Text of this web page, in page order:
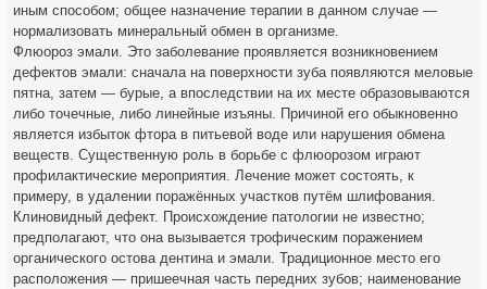
иным способом; общее назначение терапии в данном случае —
нормализовать минеральный обмен в организме.
Флюороз эмали. Это заболевание проявляется возникновением
дефектов эмали: сначала на поверхности зуба появляются меловые
пятна, затем — бурые, а впоследствии на их месте образовываются
либо точечные, либо линейные изъяны. Причиной его обыкновенно
является избыток фтора в питьевой воде или нарушения обмена
веществ. Существенную роль в борьбе с флюорозом играют
профилактические мероприятия. Лечение может состоять, к
примеру, в удалении поражённых участков путём шлифования.
Клиновидный дефект. Происхождение патологии не известно;
предполагают, что она вызывается трофическим поражением
органического остова дентина и эмали. Традиционное место его
расположения — пришеечная часть передних зубов; наименование